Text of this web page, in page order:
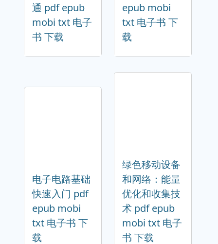
通 pdf epub
mobi txt 电子
书 下载
epub mobi
txt 电子书 下
载
电子电路基础
快速入门 pdf
epub mobi
txt 电子书 下
载
绿色移动设备
和网络：能量
优化和收集技
术 pdf epub
mobi txt 电子
书 下载